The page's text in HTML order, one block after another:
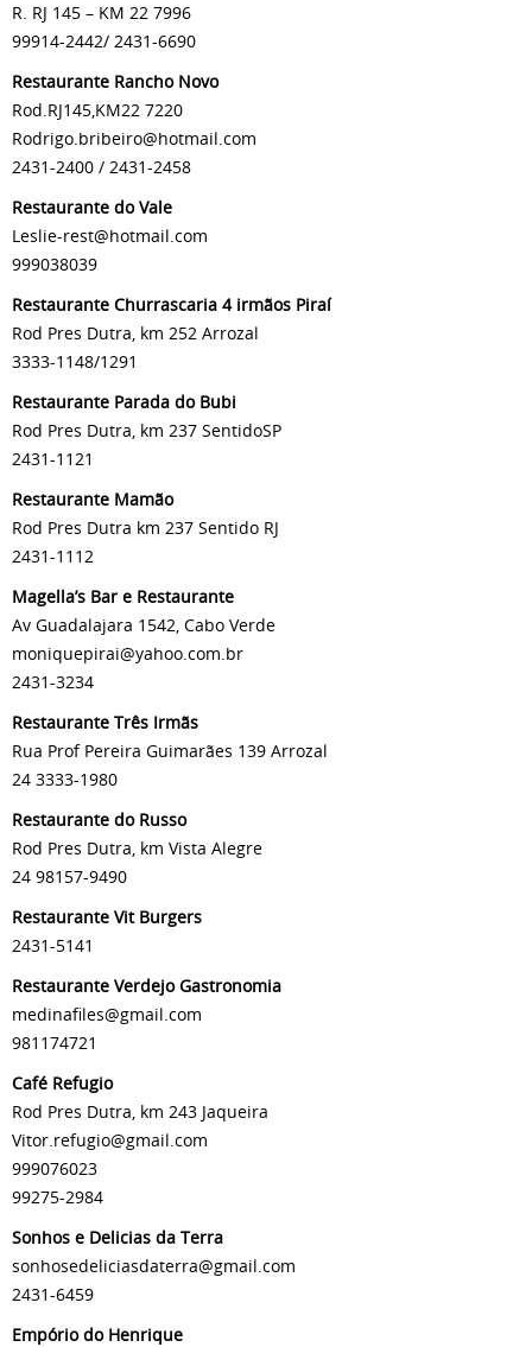
R. RJ 145 – KM 22 7996
99914-2442/ 2431-6690
Restaurante Rancho Novo
Rod.RJ145,KM22 7220
Rodrigo.bribeiro@hotmail.com
2431-2400 / 2431-2458
Restaurante do Vale
Leslie-rest@hotmail.com
999038039
Restaurante Churrascaria 4 irmãos Piraí
Rod Pres Dutra, km 252 Arrozal
3333-1148/1291
Restaurante Parada do Bubi
Rod Pres Dutra, km 237 SentidoSP
2431-1121
Restaurante Mamão
Rod Pres Dutra km 237 Sentido RJ
2431-1112
Magella’s Bar e Restaurante
Av Guadalajara 1542, Cabo Verde
moniquepirai@yahoo.com.br
2431-3234
Restaurante Três Irmãs
Rua Prof Pereira Guimarães 139 Arrozal
24 3333-1980
Restaurante do Russo
Rod Pres Dutra, km Vista Alegre
24 98157-9490
Restaurante Vit Burgers
2431-5141
Restaurante Verdejo Gastronomia
medinafiles@gmail.com
981174721
Café Refugio
Rod Pres Dutra, km 243 Jaqueira
Vitor.refugio@gmail.com
999076023
99275-2984
Sonhos e Delicias da Terra
sonhosedeliciasdaterra@gmail.com
2431-6459
Empório do Henrique